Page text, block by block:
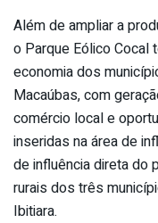
Além de ampliar a
o Parque Eólico Cocal
economia dos
Macaúbas, com
comércio local e
inseridas na área de
de influência direta do
rurais dos três
Ibitiara.